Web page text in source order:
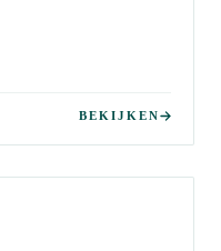
BEKIJKEN